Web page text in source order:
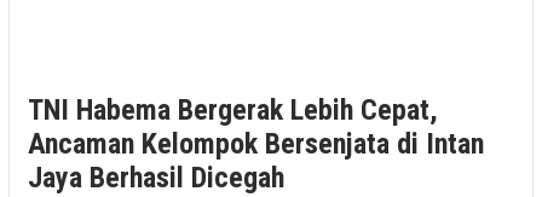
TNI Habema Bergerak Lebih Cepat,
Ancaman Kelompok Bersenjata di Intan
Jaya Berhasil Dicegah